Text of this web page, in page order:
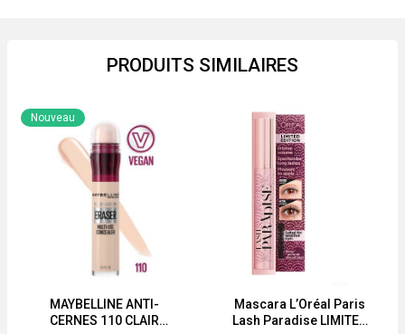
PRODUITS SIMILAIRES
MAYBELLINE ANTI-
CERNES 110 CLAIR
Nouveau
Mascara L’Oréal Paris
Lash Paradise LIMITED